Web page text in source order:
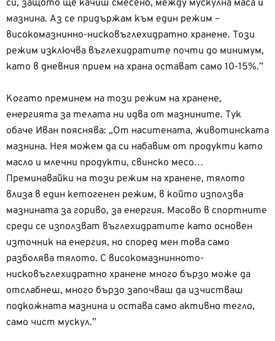
си, защото ще качиш смесено, между мускулна маса и
мазнина. Аз се придържам към един режим –
високомазнинно-нисковъглехидратно хранене. Този
режим изключва въглехидратите почти до минимум,
като в дневния прием на храна остават само 10-15%.”
Когато преминем на този режим на хранене,
енергията за телата ни идва от мазнините. Тук
обаче Иван пояснява: „От наситената, животинската
мазнина. Нея можем да си набавим от продукти като
масло и млечни продукти, свинско месо…
Преминавайки на този режим на хранене, тялото
влиза в един кетогенен режим, в който използва
мазнината за гориво, за енергия. Масово в спортните
среди се използват въглехидратите като основен
източник на енергия, но според мен това само
разболява тялото. С високомазнинното-
нисковъглехидратно хранене много бързо може да
отслабнеш, много бързо започваш да изчистваш
подкожната мазнина и остава само активно тегло,
само чист мускул.”